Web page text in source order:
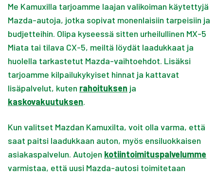
Me Kamuxilla tarjoamme laajan valikoiman käytettyjä
Mazda-autoja, jotka sopivat monenlaisiin tarpeisiin ja
budjetteihin. Olipa kyseessä sitten urheilullinen MX-5
Miata tai tilava CX-5, meiltä löydät laadukkaat ja
huolella tarkastetut Mazda-vaihtoehdot. Lisäksi
tarjoamme kilpailukykyiset hinnat ja kattavat
lisäpalvelut, kuten rahoituksen ja
kaskovakuutuksen.
Kun valitset Mazdan Kamuxilta, voit olla varma, että
saat paitsi laadukkaan auton, myös ensiluokkaisen
asiakaspalvelun. Autojen kotiintoimituspalvelumme
varmistaa, että uusi Mazda-autosi toimitetaan